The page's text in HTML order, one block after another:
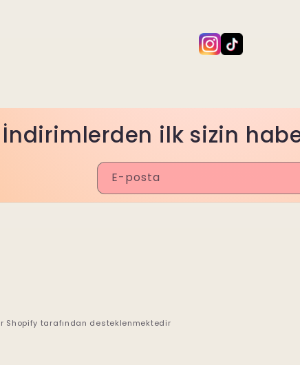
İndirimlerden ilk sizin
E-posta
Shopify tarafından desteklenmektedir